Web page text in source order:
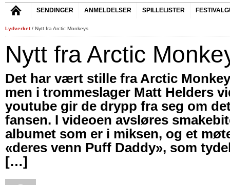
SENDINGER ANMELDELSER SPILLELISTER
Lydverket/ Nytt fra Arctic Monkeys
Nytt fra Arctic
Det har vært stille fra Arctic
men i trommeslager Matt Helders
youtube gir de drypp fra seg om
fansen. I videoen avsløres
albumet som er i miksen, og et
«deres venn Puff Daddy», som
[…]